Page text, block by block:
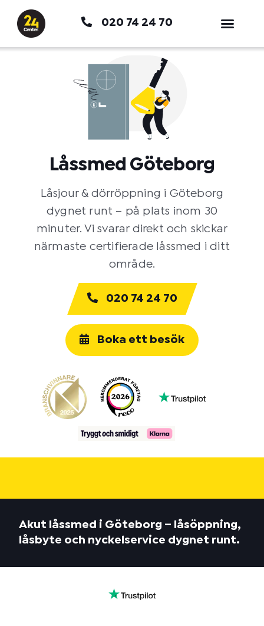
innehåll
020 74 24 70
Låssmed Göteborg
Låsjour & dörröppning i Göteborg
dygnet runt – på plats inom 30
minuter. Vi svarar direkt och skickar
närmaste certifierade låssmed i ditt
område.
020 74 24 70
Boka ett besök
Akut låssmed i Göteborg – låsöppning,
låsbyte och nyckelservice dygnet runt.